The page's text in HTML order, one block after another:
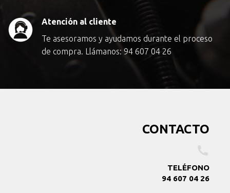
Atención al cliente
Te asesoramos y ayudamos durante el proceso
de compra. Llámanos: 94 607 04 26
CONTACTO
TELÉFONO
94 607 04 26